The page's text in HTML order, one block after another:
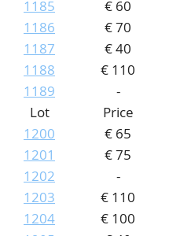
1185
€ 60
1186
€ 70
1187
€ 40
1188
€ 110
1189
-
Lot
Price
1200
€ 65
1201
€ 75
1202
-
1203
€ 110
1204
€ 100